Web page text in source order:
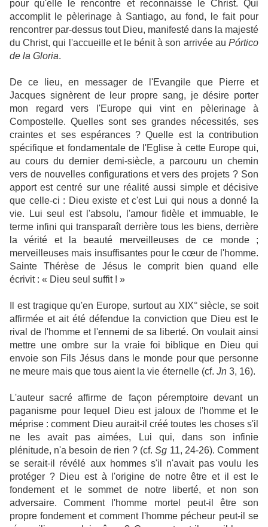
pour qu'elle le rencontre et reconnaisse le Christ. Qui
accomplit le pèlerinage à Santiago, au fond, le fait pour
rencontrer par-dessus tout Dieu, manifesté dans la majesté
du Christ, qui l'accueille et le bénit à son arrivée au Pórtico
de la Gloria.
De ce lieu, en messager de l'Evangile que Pierre et
Jacques signèrent de leur propre sang, je désire porter
mon regard vers l'Europe qui vint en pèlerinage à
Compostelle. Quelles sont ses grandes nécessités, ses
craintes et ses espérances ? Quelle est la contribution
spécifique et fondamentale de l'Eglise à cette Europe qui,
au cours du dernier demi-siècle, a parcouru un chemin
vers de nouvelles configurations et vers des projets ? Son
apport est centré sur une réalité aussi simple et décisive
que celle-ci : Dieu existe et c'est Lui qui nous a donné la
vie. Lui seul est l'absolu, l'amour fidèle et immuable, le
terme infini qui transparaît derrière tous les biens, derrière
la vérité et la beauté merveilleuses de ce monde ;
merveilleuses mais insuffisantes pour le cœur de l'homme.
Sainte Thérèse de Jésus le comprit bien quand elle
écrivit : « Dieu seul suffit ! »
Il est tragique qu'en Europe, surtout au XIX° siècle, se soit
affirmée et ait été défendue la conviction que Dieu est le
rival de l'homme et l'ennemi de sa liberté. On voulait ainsi
mettre une ombre sur la vraie foi biblique en Dieu qui
envoie son Fils Jésus dans le monde pour que personne
ne meure mais que tous aient la vie éternelle (cf. Jn 3, 16).
L'auteur sacré affirme de façon péremptoire devant un
paganisme pour lequel Dieu est jaloux de l'homme et le
méprise : comment Dieu aurait-il créé toutes les choses s'il
ne les avait pas aimées, Lui qui, dans son infinie
plénitude, n'a besoin de rien ? (cf.Sg 11, 24-26). Comment
se serait-il révélé aux hommes s'il n'avait pas voulu les
protéger ? Dieu est à l'origine de notre être et il est le
fondement et le sommet de notre liberté, et non son
adversaire. Comment l'homme mortel peut-il être son
propre fondement et comment l'homme pécheur peut-il se